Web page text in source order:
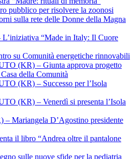
pubblico per risolvere la zoonosi
sulla rete delle Donne della Magna
“Made in Italy: Il Cuore
su Comunità energetiche rinnovabili
(KR) – Giunta approva progetto
della Comunità
(KR) – Successo per l’Isola
(KR) – Venerdì si presenta l’Isola
Mariangela D’Agostino presidente
il libro “Andrea oltre il pantalone
sulle nuove sfide per la pediatria